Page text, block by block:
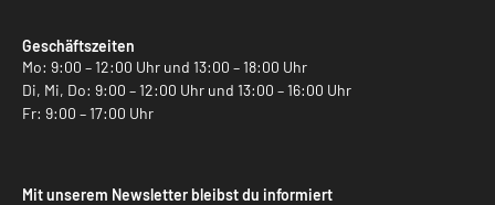
Geschäftszeiten
Mo: 9:00 – 12:00 Uhr und 13:00 – 18:00 Uhr
Di, Mi, Do: 9:00 – 12:00 Uhr und 13:00 – 16:00 Uhr
Fr: 9:00 – 17:00 Uhr
Mit unserem Newsletter bleibst du informiert